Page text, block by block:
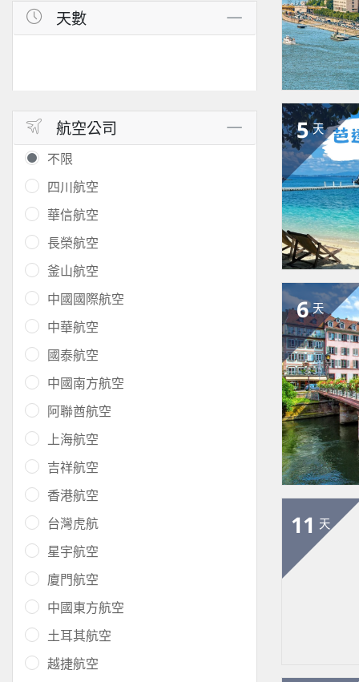
天數
航空公司
不限
四川航空
華信航空
長榮航空
釜山航空
中國國際航空
中華航空
國泰航空
中國南方航空
阿聯酋航空
上海航空
吉祥航空
香港航空
台灣虎航
星宇航空
廈門航空
中國東方航空
土耳其航空
越捷航空
5 天
6 天
11 天